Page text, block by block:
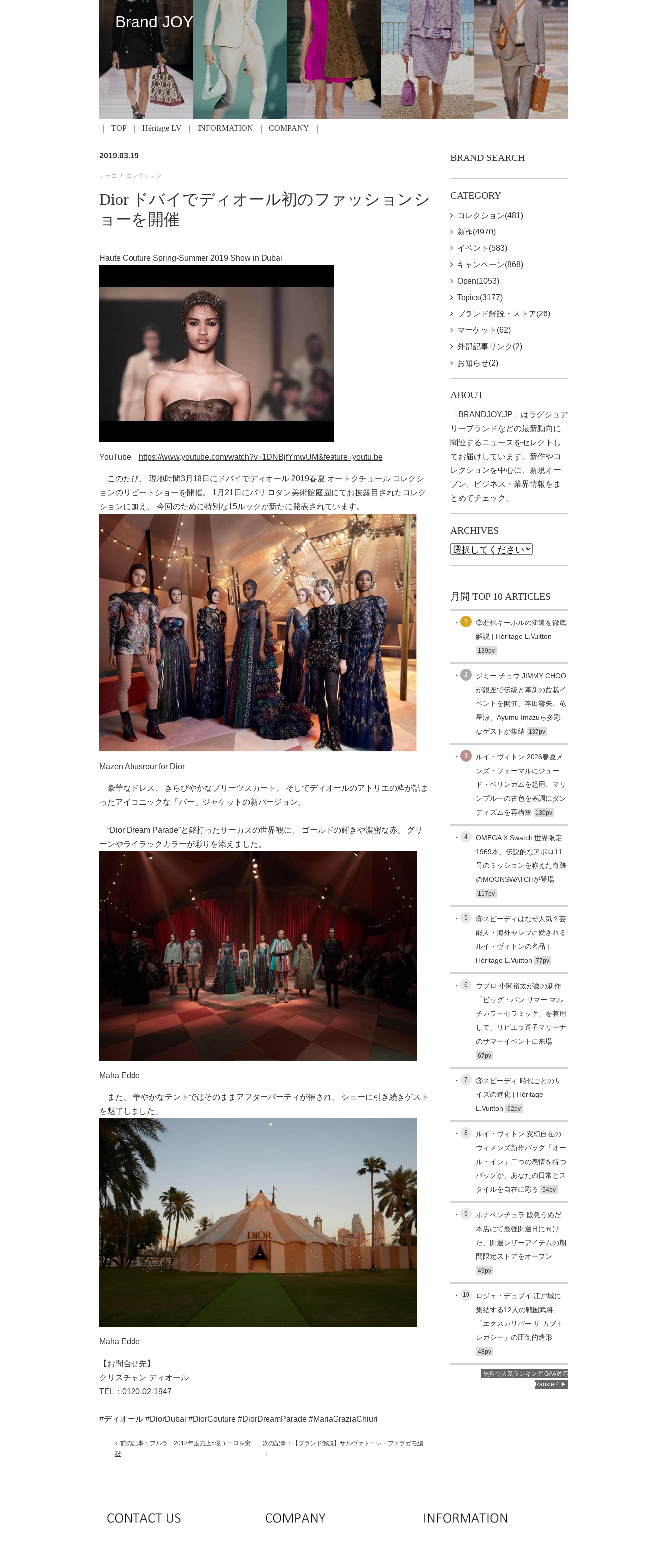
Brand JOY
TOP Héritage LV INFORMATION COMPANY
2019.03.19
カテゴリ: コレクション
Dior ドバイでディオール初のファッションシ
ョーを開催
Haute Couture Spring-Summer 2019 Show in Dubai
YouTube https://www.youtube.com/watch?v=1DNBjfYmwUM&feature=youtu.be
このたび、 現地時間3月18日にドバイでディオール 2019春夏 オートクチュール コレクシ
ョンのリピートショーを開催。 1月21日にパリ ロダン美術館庭園にてお披露目されたコレク
ションに加え、 今回のために特別な15ルックが新たに発表されています。
Mazen Abusrour for Dior
豪華なドレス、 きらびやかなプリーツスカート、 そしてディオールのアトリエの粋が詰ま
ったアイコニックな「バー」ジャケットの新バージョン。
“Dior Dream Parade”と銘打ったサーカスの世界観に、 ゴールドの輝きや濃密な赤、 グリ
ーンやライラックカラーが彩りを添えました。
Maha Edde
また、 華やかなテントではそのままアフターパーティが催され、 ショーに引き続きゲスト
を魅了しました。
Maha Edde
【お問合せ先】
クリスチャン ディオール
TEL：0120-02-1947
#ディオール #DiorDubai #DiorCouture #DiorDreamParade #MariaGraziaChiuri
前の記事：フルラ 2018年度売上5億ユーロを突
破
次の記事：【ブランド解説】サルヴァトーレ・フェラガモ編
BRAND SEARCH
CATEGORY
コレクション(481)
新作(4970)
イベント(583)
キャンペーン(868)
Open(1053)
Topics(3177)
ブランド解説・ストア(26)
マーケット(62)
外部記事リンク(2)
お知らせ(2)
ABOUT
「BRANDJOY.JP」はラグジュア
リーブランドなどの最新動向に
関連するニュースをセレクトし
てお届けしています。新作やコ
レクションを中心に、新規オー
プン、ビジネス・業界情報をま
とめてチェック。
ARCHIVES
月間 TOP 10 ARTICLES
1
②歴代キーポルの変遷を徹底
解説 | Héritage L.Vuitton
139pv
2
ジミー チュウ JIMMY CHOO
が銀座で伝統と革新の盆栽イ
ベントを開催、本田響矢、竜
星涼、Ayumu Imazuら多彩
なゲストが集結
137pv
3
ルイ・ヴィトン 2026春夏メ
ンズ・フォーマルにジュー
ド・ベリンガムを起用、マリ
ンブルーの古色を基調にダン
ディズムを再構築
130pv
4
OMEGA X Swatch 世界限定
1969本、伝説的なアポロ11
号のミッションを称えた奇跡
のMOONSWATCHが登場
117pv
5
⑥スピーディはなぜ人気？芸
能人・海外セレブに愛される
ルイ・ヴィトンの名品 |
Héritage L.Vuitton
77pv
6
ウブロ 小関裕太が夏の新作
「ビッグ・バン サマー マル
チカラーセラミック」を着用
して、リビエラ逗子マリーナ
のサマーイベントに来場
67pv
7
③スピーディ 時代ごとのサ
イズの進化 | Héritage
L.Vuitton
62pv
8
ルイ・ヴィトン 変幻自在の
ウィメンズ新作バッグ「オー
ル・イン」二つの表情を持つ
バッグが、あなたの日常とス
タイルを自在に彩る
54pv
9
ボナベンチュラ 阪急うめだ
本店にて最強開運日に向け
た、開運レザーアイテムの期
間限定ストアをオープン
49pv
10
ロジェ・デュブイ 江戸城に
集結する12人の戦国武将、
「エクスカリバー ザ カブト
レガシー」の圧倒的造形
48pv
無料で人気ランキング GA4対応
Ranklet4